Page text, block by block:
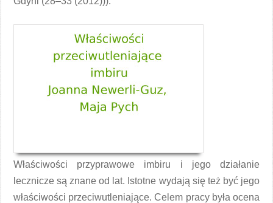
Właściwości przyprawowe imbiru i jego działanie
lecznicze są znane od lat. Istotne wydają się też być jego
właściwości przeciwutleniające. Celem pracy była ocena